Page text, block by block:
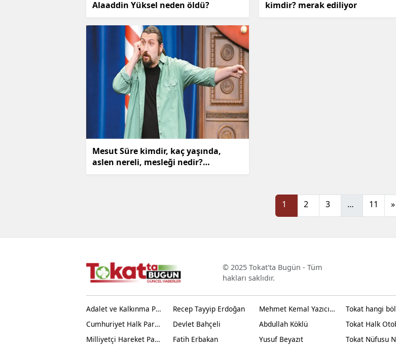
Alaaddin Yüksel neden öldü?
kimdir? merak ediliyor
Mesut Süre kimdir, kaç yaşında,
aslen nereli, mesleği nedir?
1 2 3 … 11 »
© 2025 Tokat'ta Bugün - Tüm
hakları saklıdır.
Adalet ve Kalkınma Partisi
Cumhuriyet Halk Partisi
Milliyetçi Hareket Partisi
Recep Tayyip Erdoğan
Devlet Bahçeli
Fatih Erbakan
Mehmet Kemal Yazıcıoğlu
Abdullah Köklü
Yusuf Beyazıt